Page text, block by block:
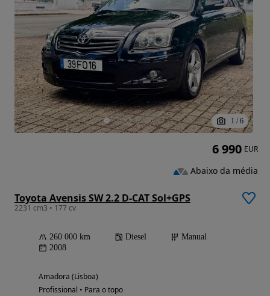
1 / 6
Toyota Avensis SW 2.2 D-CAT Sol+GPS
2231 cm3 • 177 cv
260 000 km Diesel
Manual
2008
Amadora (Lisboa)
Profissional • Para o topo
6 990 EUR
Abaixo da média